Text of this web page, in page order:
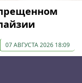
07 АВГУСТА 2026 18:09